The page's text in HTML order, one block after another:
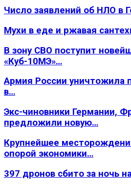
Число заявлений об НЛО в
Мухи в еде и ржавая
В зону СВО поступит
«Куб-10МЭ»…
Армия России уничтожила
в…
Экс-чиновники Германии,
предложили новую…
Крупнейшее
опорой экономики…
397 дронов сбито за ночь